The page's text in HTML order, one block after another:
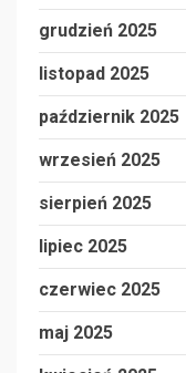
grudzień 2025
listopad 2025
październik 2025
wrzesień 2025
sierpień 2025
lipiec 2025
czerwiec 2025
maj 2025